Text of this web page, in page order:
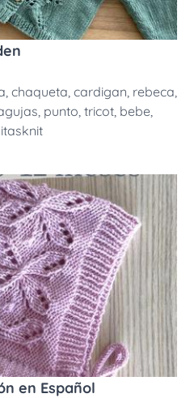
, chaqueta, cardigan, rebeca,
, punto, tricot, bebe,
en Español